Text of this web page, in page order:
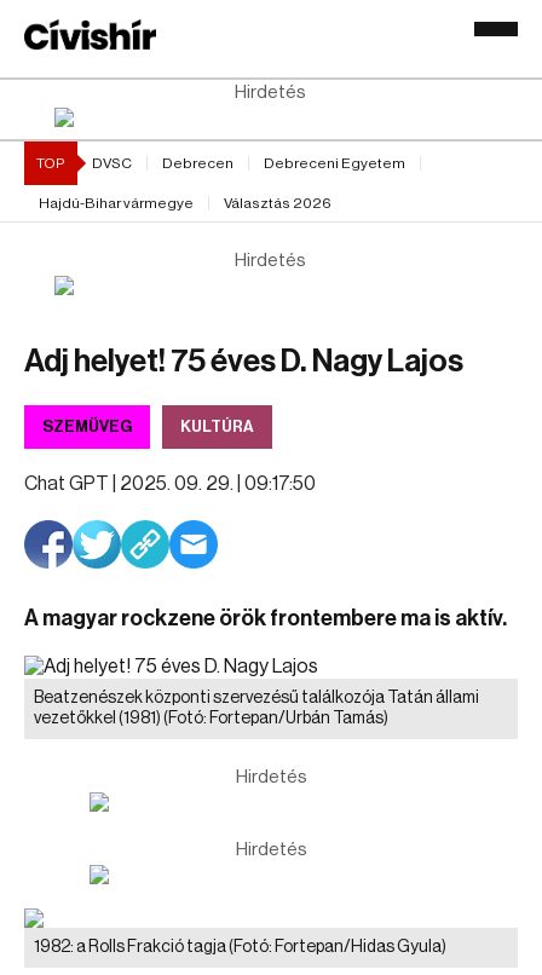
Hirdetés
TOP DVSC Debrecen Debreceni Egyetem
Hajdú-Bihar vármegye Választás 2026
Hirdetés
Adj helyet! 75 éves D. Nagy Lajos
SZEMÜVEG KULTÚRA
Chat GPT | 2025. 09. 29. | 09:17:50
A magyar rockzene örök frontembere ma is aktív.
Beatzenészek központi szervezésű találkozója Tatán állami
vezetőkkel (1981) (Fotó: Fortepan/Urbán Tamás)
Hirdetés
Hirdetés
1982: a Rolls Frakció tagja(Fotó: Fortepan/Hidas Gyula)